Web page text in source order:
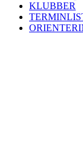
KLUBBER